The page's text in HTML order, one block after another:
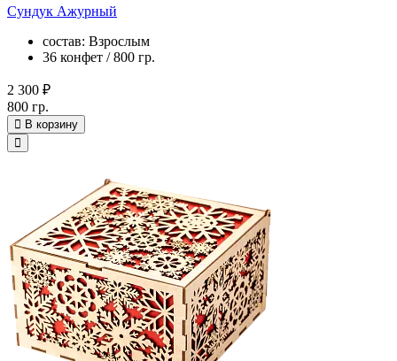
Сундук Ажурный
состав: Взрослым
36 конфет / 800 гр.
2 300 ₽
800 гр.
В корзину